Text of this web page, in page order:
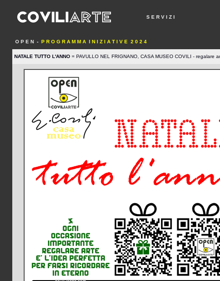
S E R V I Z I
O P E N - P R O G R A M M A I N I Z I A T I V E 2 0 2 4
NATALE TUTTO L'ANNO = PAVULLO NEL FRIGNANO, CASA MUSEO COVILI - regalare